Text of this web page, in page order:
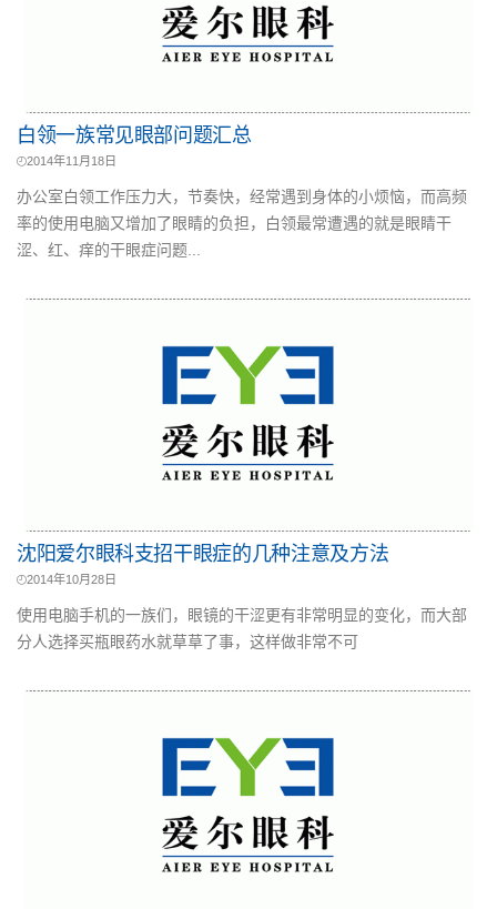
白领一族常见眼部问题汇总
2014年11月18日
办公室白领工作压力大，节奏快，经常遇到身体的小烦恼，而高频
率的使用电脑又增加了眼睛的负担，白领最常遭遇的就是眼睛干
涩、红、痒的干眼症问题...
沈阳爱尔眼科支招干眼症的几种注意及方法
2014年10月28日
使用电脑手机的一族们，眼镜的干涩更有非常明显的变化，而大部
分人选择买瓶眼药水就草草了事，这样做非常不可